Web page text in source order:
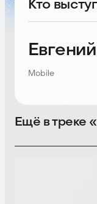
Кто
Mobile
Ещё в треке